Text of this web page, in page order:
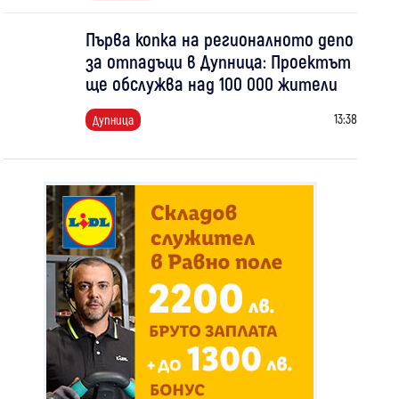
Първа копка на регионалното депо
за отпадъци в Дупница: Проектът
ще обслужва над 100 000 жители
Дупница 13:38